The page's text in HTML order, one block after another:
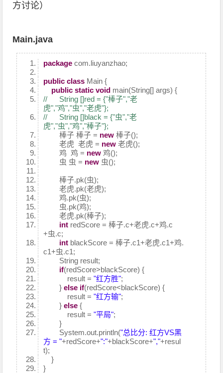
方讨论）
Main.java
package com.liuyanzhao;
public class Main {
public static void main(String[] args) {
// String []red = {"棒子","老
虎","鸡","虫","老虎"};
// String []black = {"虫","老
虎","虫","鸡","棒子"};
棒子 棒子 = new 棒子();
老虎 老虎 = new 老虎();
鸡 鸡 = new 鸡();
虫 虫 = new 虫();
棒子.pk(虫);
老虎.pk(老虎);
鸡.pk(虫);
虫.pk(鸡);
老虎.pk(棒子);
int redScore = 棒子.c+老虎.c+鸡.c
+虫.c;
int blackScore = 棒子.c1+老虎.c1+鸡.
c1+虫.c1;
String result;
if(redScore>blackScore) {
result ="红方胜";
}else if(redScore<blackScore) {
result ="红方输";
}else {
result ="平局";
}
System.out.println("总比分: 红方VS黑
方 = "+redScore+":"+blackScore+","+resul
t);
}
}